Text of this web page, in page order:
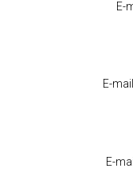
E-
E-
E-